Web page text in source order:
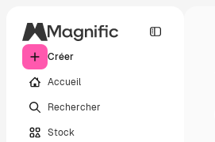
Créer
Accueil
Rechercher
Stock